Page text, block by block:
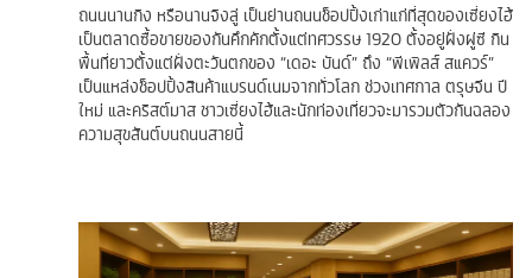
ถนนนานกิง หรือนานจิงลู่ เป็นย่านถนนช็อปปิ้งเก่าแก่ที่สุดของเซี่ยงไฮ้
เป็นตลาดซื้อขายของกันคึกคักตั้งแต่ทศวรรษ 1920 ตั้งอยู่ฝั่งผู่ซี กิน
พื้นที่ยาวตั้งแต่ฝั่งตะวันตกของ “เดอะ บันด์” ถึง “พีเพิลส์ สแควร์”
เป็นแหล่งช็อปปิ้งสินค้าแบรนด์เนมจากทั่วโลก ช่วงเทศกาล ตรุษจีน ปี
ใหม่ และคริสต์มาส ชาวเซี่ยงไฮ้และนักท่องเที่ยวจะมารวมตัวกันฉลอง
ความสุขสันต์บนถนนสายนี้